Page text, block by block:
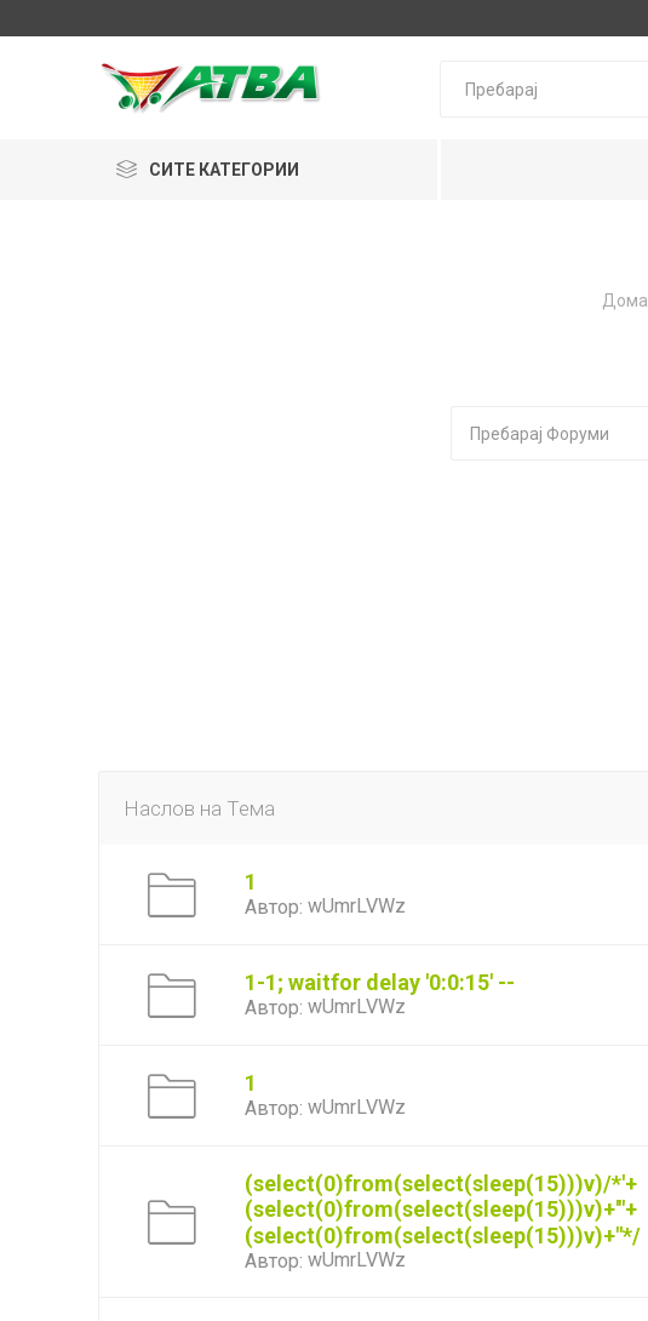
СИТЕ КАТЕГОРИИ
Дома
Наслов на Тема
1
Автор: wUmrLVWz
1-1; waitfor delay '0:0:15' --
Автор: wUmrLVWz
1
Автор: wUmrLVWz
(select(0)from(select(sleep(15)))v)/*'+
(select(0)from(select(sleep(15)))v)+'"+
(select(0)from(select(sleep(15)))v)+"*/
Автор: wUmrLVWz